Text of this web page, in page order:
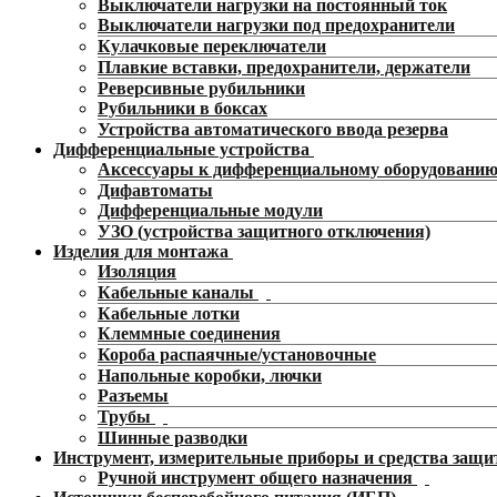
Выключатели нагрузки на постоянный ток
Выключатели нагрузки под предохранители
Кулачковые переключатели
Плавкие вставки, предохранители, держатели
Реверсивные рубильники
Рубильники в боксах
Устройства автоматического ввода резерва
Дифференциальные устройства
Аксессуары к дифференциальному оборудованию
Дифавтоматы
Дифференциальные модули
УЗО (устройства защитного отключения)
Изделия для монтажа
Изоляция
Кабельные каналы
Кабельные лотки
Клеммные соединения
Короба распаячные/установочные
Напольные коробки, лючки
Разъемы
Трубы
Шинные разводки
Инструмент, измерительные приборы и средства
Ручной инструмент общего назначения